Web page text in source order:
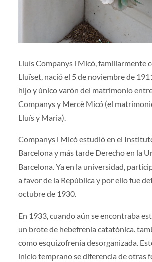
Lluís Companys i Micó, familiarmente
Lluïset, nació el 5 de noviembre de
hijo y único varón del matrimonio
Companys y Mercè Micó (el
Lluís y Maria).
Companys i Micó estudió en el
Barcelona y más tarde Derecho en la
Barcelona. Ya en la universidad,
a favor de la República y por ello fue
octubre de 1930.
En 1933, cuando aún se encontraba
un brote de hebefrenia catatónica.
como esquizofrenia desorganizada.
inicio temprano se diferencia de otras